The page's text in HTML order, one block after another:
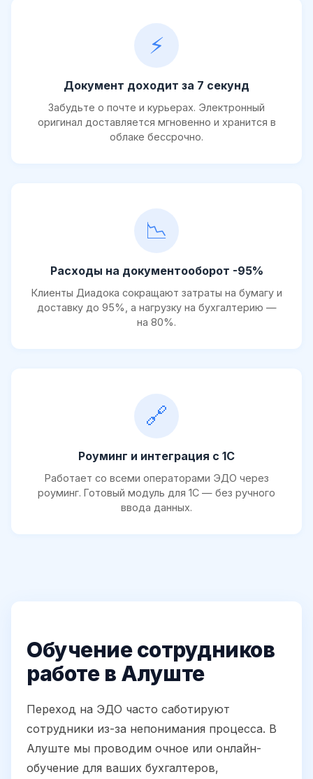
⚡
Документ доходит за 7 секунд
Забудьте о почте и курьерах. Электронный
оригинал доставляется мгновенно и хранится в
облаке бессрочно.
📉
Расходы на документооборот -95%
Клиенты Диадока сокращают затраты на бумагу и
доставку до 95%, а нагрузку на бухгалтерию —
на 80%.
🔗
Роуминг и интеграция с 1С
Работает со всеми операторами ЭДО через
роуминг. Готовый модуль для 1С — без ручного
ввода данных.
Обучение сотрудников
работе в Алуште
Переход на ЭДО часто саботируют
сотрудники из-за непонимания процесса. В
Алуште мы проводим очное или онлайн-
обучение для ваших бухгалтеров,